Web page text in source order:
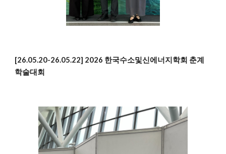
[26.05.20-26.05.22] 2026 한국수소및신에너지학회 춘계
학술대회